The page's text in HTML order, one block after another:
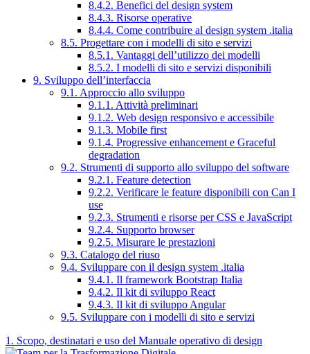
8.4.2. Benefici del design system
8.4.3. Risorse operative
8.4.4. Come contribuire al design system .italia
8.5. Progettare con i modelli di sito e servizi
8.5.1. Vantaggi dell’utilizzo dei modelli
8.5.2. I modelli di sito e servizi disponibili
9. Sviluppo dell’interfaccia
9.1. Approccio allo sviluppo
9.1.1. Attività preliminari
9.1.2. Web design responsivo e accessibile
9.1.3. Mobile first
9.1.4. Progressive enhancement e Graceful
degradation
9.2. Strumenti di supporto allo sviluppo del software
9.2.1. Feature detection
9.2.2. Verificare le feature disponibili con Can I
use
9.2.3. Strumenti e risorse per CSS e JavaScript
9.2.4. Supporto browser
9.2.5. Misurare le prestazioni
9.3. Catalogo del riuso
9.4. Sviluppare con il design system .italia
9.4.1. Il framework Bootstrap Italia
9.4.2. Il kit di sviluppo React
9.4.3. Il kit di sviluppo Angular
9.5. Sviluppare con i modelli di sito e servizi
1. Scopo, destinatari e uso del Manuale operativo di design